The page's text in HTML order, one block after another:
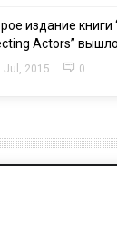
издание книги
Actors”
Jul, 2015 0